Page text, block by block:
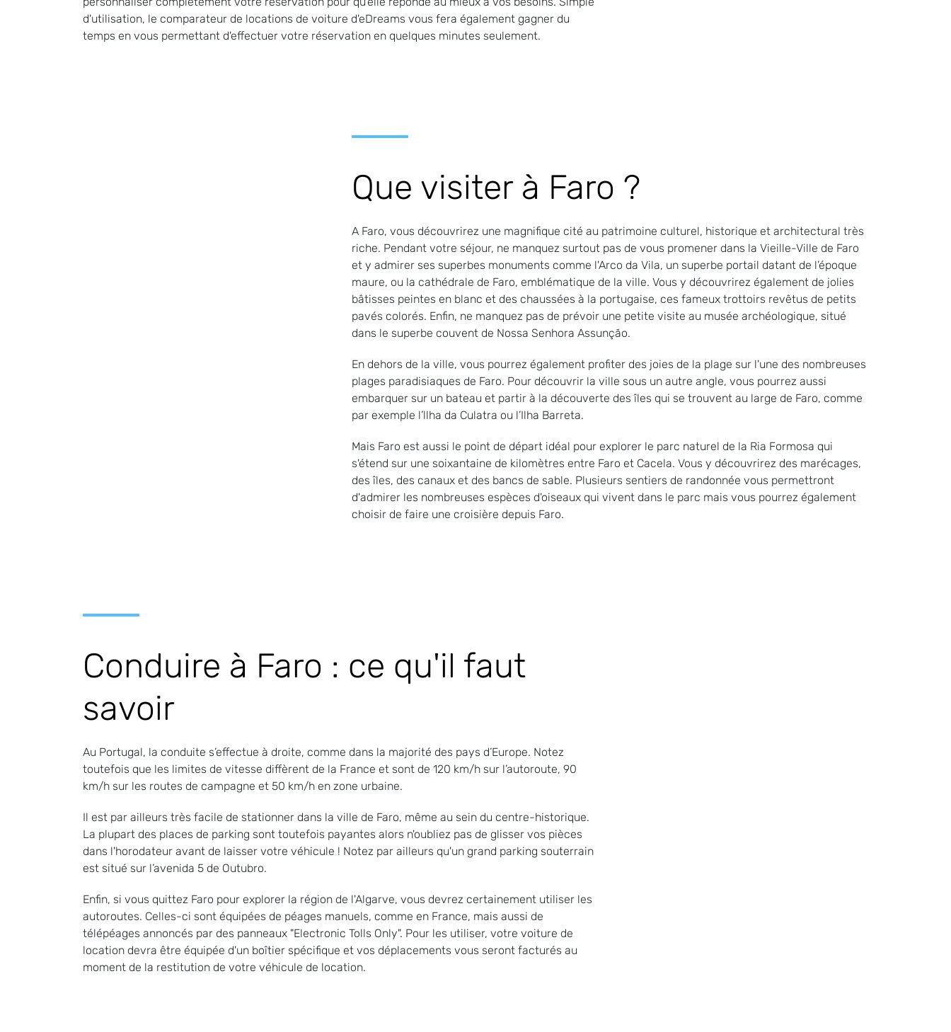
d'utilisation, le comparateur de locations de voiture d'eDreams vous fera également gagner du
temps en vous permettant d'effectuer votre réservation en quelques minutes seulement.
Que visiter à Faro ?
A Faro, vous découvrirez une magnifique cité au patrimoine culturel, historique et architectural très
riche. Pendant votre séjour, ne manquez surtout pas de vous promener dans la Vieille-Ville de Faro
et y admirer ses superbes monuments comme l'Arco da Vila, un superbe portail datant de l’époque
maure, ou la cathédrale de Faro, emblématique de la ville. Vous y découvrirez également de jolies
bâtisses peintes en blanc et des chaussées à la portugaise, ces fameux trottoirs revêtus de petits
pavés colorés. Enfin, ne manquez pas de prévoir une petite visite au musée archéologique, situé
dans le superbe couvent de Nossa Senhora Assunção.
En dehors de la ville, vous pourrez également profiter des joies de la plage sur l'une des nombreuses
plages paradisiaques de Faro. Pour découvrir la ville sous un autre angle, vous pourrez aussi
embarquer sur un bateau et partir à la découverte des îles qui se trouvent au large de Faro, comme
par exemple l’llha da Culatra ou l’Ilha Barreta.
Mais Faro est aussi le point de départ idéal pour explorer le parc naturel de la Ria Formosa qui
s'étend sur une soixantaine de kilomètres entre Faro et Cacela. Vous y découvrirez des marécages,
des îles, des canaux et des bancs de sable. Plusieurs sentiers de randonnée vous permettront
d'admirer les nombreuses espèces d'oiseaux qui vivent dans le parc mais vous pourrez également
choisir de faire une croisière depuis Faro.
Conduire à Faro : ce qu'il faut
savoir
Au Portugal, la conduite s’effectue à droite, comme dans la majorité des pays d’Europe. Notez
toutefois que les limites de vitesse diffèrent de la France et sont de 120 km/h sur l’autoroute, 90
km/h sur les routes de campagne et 50 km/h en zone urbaine.
Il est par ailleurs très facile de stationner dans la ville de Faro, même au sein du centre-historique.
La plupart des places de parking sont toutefois payantes alors n'oubliez pas de glisser vos pièces
dans l'horodateur avant de laisser votre véhicule ! Notez par ailleurs qu'un grand parking souterrain
est situé sur l’avenida 5 de Outubro.
Enfin, si vous quittez Faro pour explorer la région de l'Algarve, vous devrez certainement utiliser les
autoroutes. Celles-ci sont équipées de péages manuels, comme en France, mais aussi de
télépéages annoncés par des panneaux "Electronic Tolls Only". Pour les utiliser, votre voiture de
location devra être équipée d'un boîtier spécifique et vos déplacements vous seront facturés au
moment de la restitution de votre véhicule de location.